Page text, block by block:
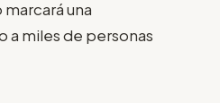
una
miles de personas